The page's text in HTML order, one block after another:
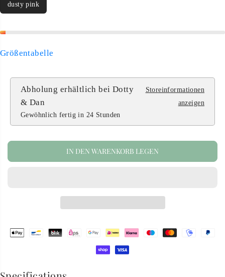
R
S
dusty pink
Größentabelle
Abholung erhältlich bei Dotty
& Dan
Gewöhnlich fertig in 24 Stunden
Storeinformationen
anzeigen
IN DEN WARENKORB LEGEN